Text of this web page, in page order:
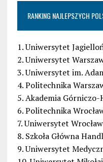
RANKING NAJLEPSZYCH
1. Uniwersytet
2. Uniwersytet
3. Uniwersytet im.
4. Politechnika
5. Akademia
6. Politechnika
7. Uniwersytet
8. Szkoła Główna
9. Uniwersytet